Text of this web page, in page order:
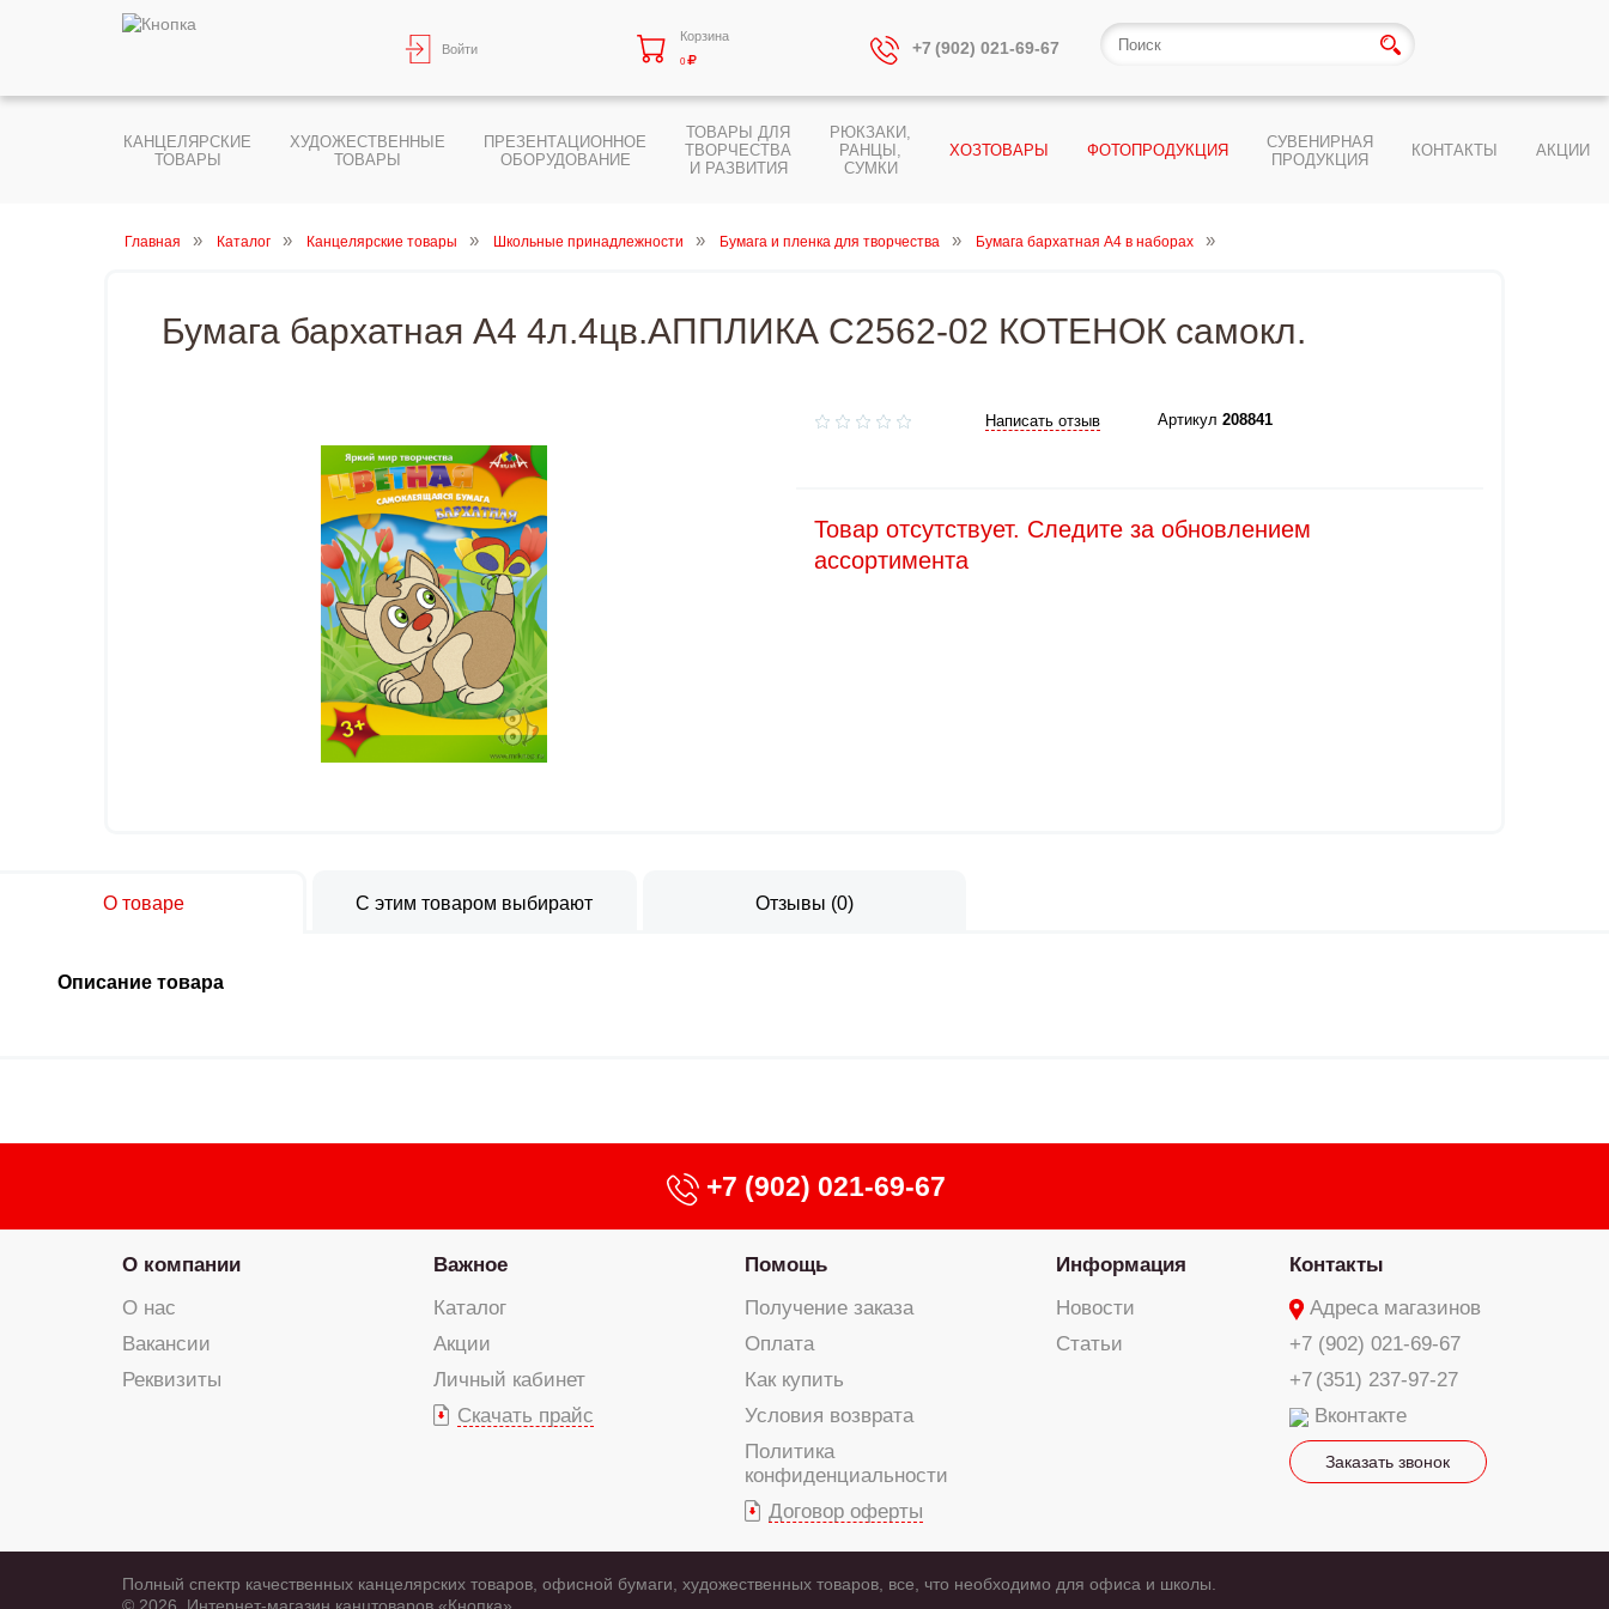
Войти
Корзина
0
+7 (902) 021-69-67
КАНЦЕЛЯРСКИЕ
ТОВАРЫ
ХУДОЖЕСТВЕННЫЕ
ТОВАРЫ
ПРЕЗЕНТАЦИОННОЕ
ОБОРУДОВАНИЕ
ТОВАРЫ ДЛЯ
ТВОРЧЕСТВА
И РАЗВИТИЯ
РЮКЗАКИ,
РАНЦЫ,
СУМКИ
ХОЗТОВАРЫ ФОТОПРОДУКЦИЯ
СУВЕНИРНАЯ
ПРОДУКЦИЯ
КОНТАКТЫ АКЦИИ
Главная Каталог Канцелярские товары Школьные принадлежности Бумага и пленка для творчества Бумага бархатная А4 в наборах
Бумага бархатная А4 4л.4цв.АППЛИКА С2562-02 КОТЕНОК самокл.
Написать отзыв Артикул 208841
Товар отсутствует. Следите за обновлением
ассортимента
О товаре С этим товаром выбирают Отзывы (0)
Описание товара
+7 (902) 021-69-67
О компании
О нас
Вакансии
Реквизиты
Важное
Каталог
Акции
Личный кабинет
Скачать прайс
Помощь
Получение заказа
Оплата
Как купить
Условия возврата
Политика
конфиденциальности
Договор оферты
Информация
Новости
Статьи
Контакты
Адреса магазинов
+7 (902) 021-69-67
+7 (351) 237-97-27
Вконтакте
Заказать звонок
Полный спектр качественных канцелярских товаров, офисной бумаги, художественных товаров, все, что необходимо для офиса и школы.